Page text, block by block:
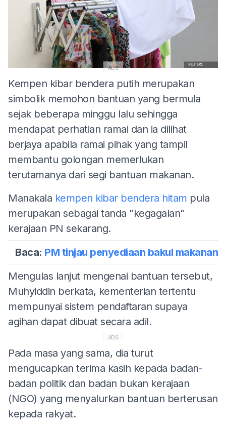
ADS
Kempen kibar bendera putih merupakan
simbolik memohon bantuan yang bermula
sejak beberapa minggu lalu sehingga
mendapat perhatian ramai dan ia dilihat
berjaya apabila ramai pihak yang tampil
membantu golongan memerlukan
terutamanya dari segi bantuan makanan.
Manakala kempen kibar bendera hitam pula
merupakan sebagai tanda "kegagalan"
kerajaan PN sekarang.
Baca: PM tinjau penyediaan bakul makanan
Mengulas lanjut mengenai bantuan tersebut,
Muhyiddin berkata, kementerian tertentu
mempunyai sistem pendaftaran supaya
agihan dapat dibuat secara adil.
ADS
Pada masa yang sama, dia turut
mengucapkan terima kasih kepada badan-
badan politik dan badan bukan kerajaan
(NGO) yang menyalurkan bantuan berterusan
kepada rakyat.